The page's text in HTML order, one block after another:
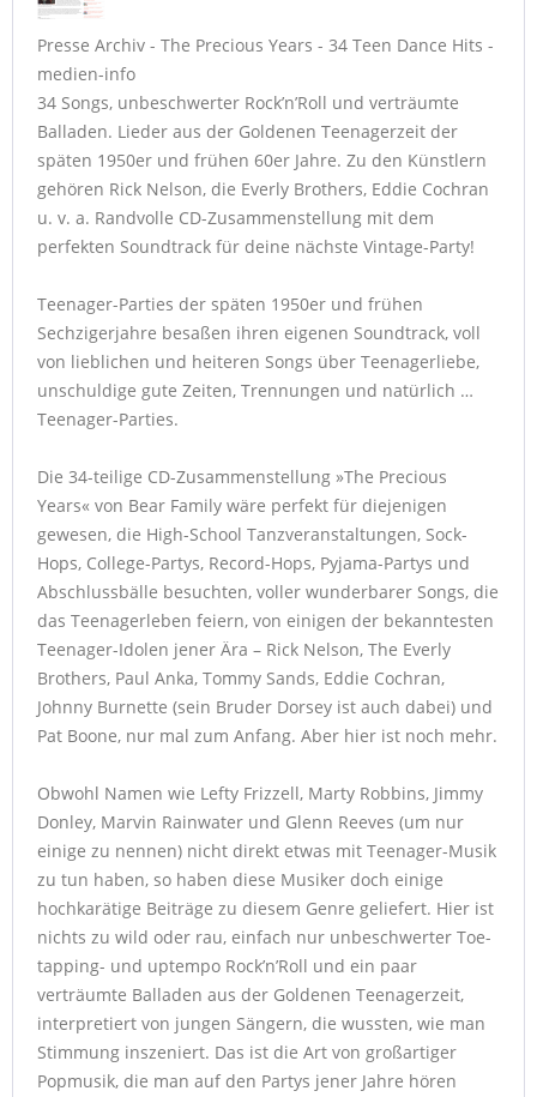
Presse Archiv - The Precious Years - 34 Teen Dance Hits -
medien-info
34 Songs, unbeschwerter Rock’n’Roll und verträumte
Balladen. Lieder aus der Goldenen Teenagerzeit der
späten 1950er und frühen 60er Jahre. Zu den Künstlern
gehören Rick Nelson, die Everly Brothers, Eddie Cochran
u. v. a. Randvolle CD-Zusammenstellung mit dem
perfekten Soundtrack für deine nächste Vintage-Party!
Teenager-Parties der späten 1950er und frühen
Sechzigerjahre besaßen ihren eigenen Soundtrack, voll
von lieblichen und heiteren Songs über Teenagerliebe,
unschuldige gute Zeiten, Trennungen und natürlich …
Teenager-Parties.
Die 34-teilige CD-Zusammenstellung »The Precious
Years« von Bear Family wäre perfekt für diejenigen
gewesen, die High-School Tanzveranstaltungen, Sock-
Hops, College-Partys, Record-Hops, Pyjama-Partys und
Abschlussbälle besuchten, voller wunderbarer Songs, die
das Teenagerleben feiern, von einigen der bekanntesten
Teenager-Idolen jener Ära – Rick Nelson, The Everly
Brothers, Paul Anka, Tommy Sands, Eddie Cochran,
Johnny Burnette (sein Bruder Dorsey ist auch dabei) und
Pat Boone, nur mal zum Anfang. Aber hier ist noch mehr.
Obwohl Namen wie Lefty Frizzell, Marty Robbins, Jimmy
Donley, Marvin Rainwater und Glenn Reeves (um nur
einige zu nennen) nicht direkt etwas mit Teenager-Musik
zu tun haben, so haben diese Musiker doch einige
hochkarätige Beiträge zu diesem Genre geliefert. Hier ist
nichts zu wild oder rau, einfach nur unbeschwerter Toe-
tapping- und uptempo Rock’n’Roll und ein paar
verträumte Balladen aus der Goldenen Teenagerzeit,
interpretiert von jungen Sängern, die wussten, wie man
Stimmung inszeniert. Das ist die Art von großartiger
Popmusik, die man auf den Partys jener Jahre hören